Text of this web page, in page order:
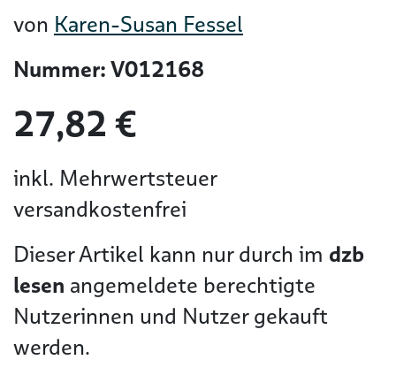
von Karen-Susan Fessel
Nummer: V012168
27,82 €
inkl. Mehrwertsteuer
versandkostenfrei
Dieser Artikel kann nur durch im dzb
lesen angemeldete berechtigte
Nutzerinnen und Nutzer gekauft
werden.